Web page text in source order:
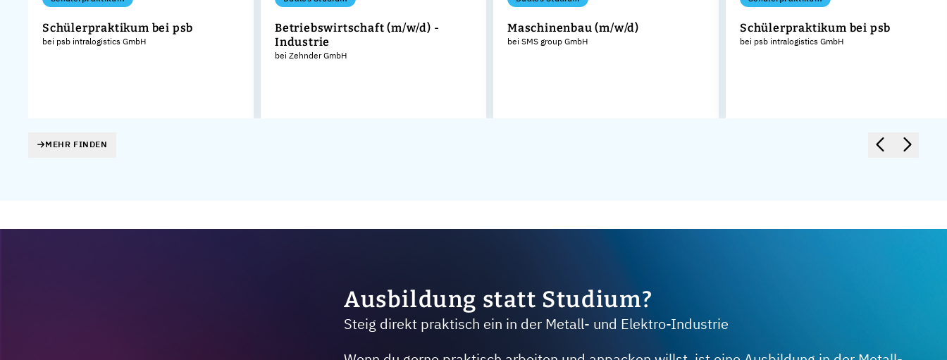
Schülerpraktikum bei psb
bei psb intralogistics GmbH
Betriebswirtschaft (m/w/d) -
Industrie
bei Zehnder GmbH
Maschinenbau (m/w/d)
bei SMS group GmbH
Schülerpraktikum bei psb
bei psb intralogistics GmbH
MEHR FINDEN
Ausbildung statt Studium?
Steig direkt praktisch ein in der Metall- und Elektro-Industrie